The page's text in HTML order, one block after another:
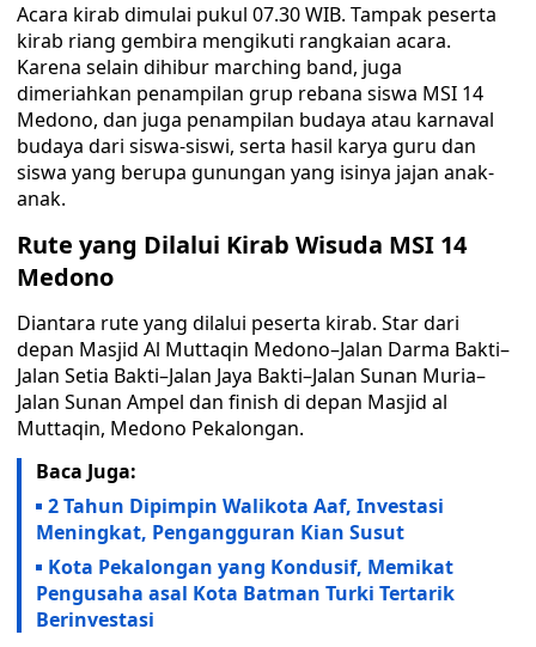
Acara kirab dimulai pukul 07.30 WIB. Tampak peserta
kirab riang gembira mengikuti rangkaian acara.
Karena selain dihibur marching band, juga
dimeriahkan penampilan grup rebana siswa MSI 14
Medono, dan juga penampilan budaya atau karnaval
budaya dari siswa-siswi, serta hasil karya guru dan
siswa yang berupa gunungan yang isinya jajan anak-
anak.
Rute yang Dilalui Kirab Wisuda MSI 14
Medono
Diantara rute yang dilalui peserta kirab. Star dari
depan Masjid Al Muttaqin Medono–Jalan Darma Bakti–
Jalan Setia Bakti–Jalan Jaya Bakti–Jalan Sunan Muria–
Jalan Sunan Ampel dan finish di depan Masjid al
Muttaqin, Medono Pekalongan.
Baca Juga:
2 Tahun Dipimpin Walikota Aaf, Investasi
Meningkat, Pengangguran Kian Susut
Kota Pekalongan yang Kondusif, Memikat
Pengusaha asal Kota Batman Turki Tertarik
Berinvestasi